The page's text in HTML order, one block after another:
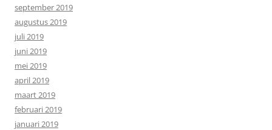
september 2019
augustus 2019
juli 2019
juni 2019
mei 2019
april 2019
maart 2019
februari 2019
januari 2019